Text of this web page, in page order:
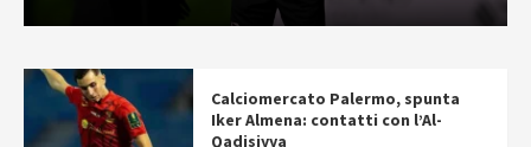
Calciomercato Palermo, spunta
Iker Almena: contatti con l’Al-
Qadisiyya